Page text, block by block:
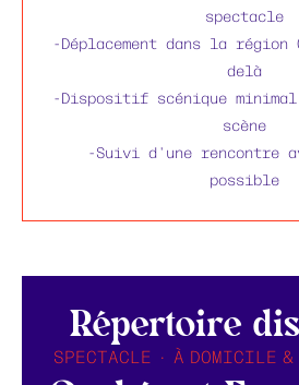
spectacle
-Déplacement dans la
delà
-Dispositif scénique
scène
-Suivi d'une rencontre
possible
Répertoire
SPECTACLE · À DOMICILE &